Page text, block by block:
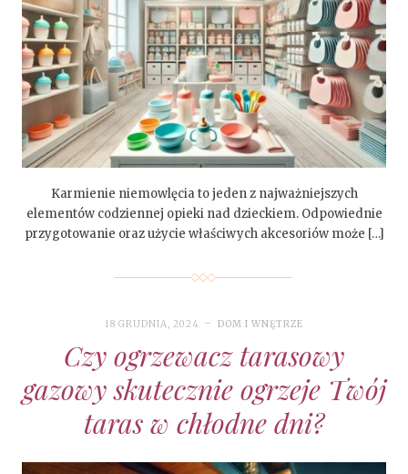
Karmienie niemowlęcia to jeden z najważniejszych
elementów codziennej opieki nad dzieckiem. Odpowiednie
przygotowanie oraz użycie właściwych akcesoriów może […]
18 GRUDNIA, 2024 DOM I WNĘTRZE
Czy ogrzewacz tarasowy
gazowy skutecznie ogrzeje Twój
taras w chłodne dni?